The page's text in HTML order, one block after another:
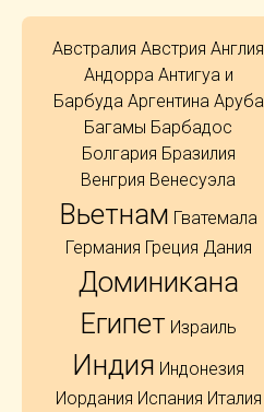
Австралия Австрия Англия
Андорра Антигуа и
Барбуда Аргентина Аруба
Багамы Барбадос
Болгария Бразилия
Венгрия Венесуэла
Вьетнам Гватемала
Германия Греция Дания
Доминикана
Египет Израиль
Индия Индонезия
Иордания Испания Италия